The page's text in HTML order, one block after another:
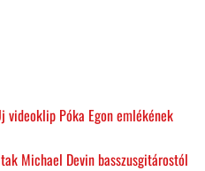
videoklip Póka Egon emlékének
Michael Devin basszusgitárostól